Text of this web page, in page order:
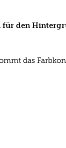
für den
das